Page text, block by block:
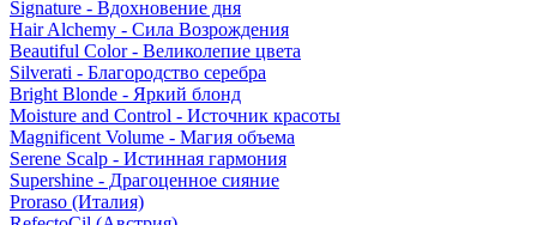
Signature - Вдохновение дня
Hair Alchemy - Сила Возрождения
Beautiful Color - Великолепие цвета
Silverati - Благородство серебра
Bright Blonde - Яркий блонд
Moisture and Control - Источник красоты
Magnificent Volume - Магия объема
Serene Scalp - Истинная гармония
Supershine - Драгоценное сияние
Proraso (Италия)